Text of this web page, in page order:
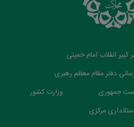
کبیر انقلاب امام خمینی
دفتر مقام معظم رهبری
جمهوری
وزارت کشور
مرکزی